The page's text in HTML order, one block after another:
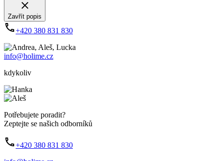
Zavřít popis
+420 380 831 830
info@holime.cz
kdykoliv
Potřebujete poradit?
Zeptejte se našich odborníků
+420 380 831 830